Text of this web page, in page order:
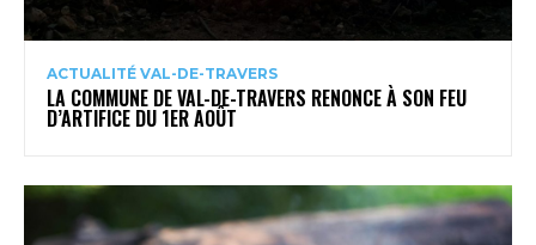
ACTUALITÉ VAL-DE-TRAVERS
LA COMMUNE DE VAL-DE-TRAVERS RENONCE À SON FEU
D’ARTIFICE DU 1ER AOÛT